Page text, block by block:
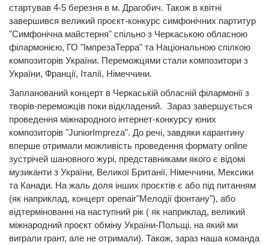
стартував 4-5 березня в м. Драгобич. Також в квітні
завершився великий проєкт-конкурс симфонічних партитур
"Симфонічна майстерня" спільно з Черкаською обласною
філармонією, ГО "ІмпрезаТерра" та Національною спілкою
композиторів України. Переможцями стали композитори з
України, Франції, Італії, Німеччини.
Запланований концерт в Черкаській обласній філармонії з
творів-переможців поки відкладений. Зараз завершується
проведення міжнародного інтернет-конкурсу юних
композиторів "JuniorImpreza". До речі, завдяки карантину
вперше отримали можливість проведення формату online
зустрічей шановного журі, представниками якого є відомі
музиканти з України, Великої Британії, Німеччини, Мексики
та Канади. На жаль доля інших проєктів є або під питанням
(як наприклад, концерт openair"Мелодії фонтану"), або
відтермінованні на наступний рік ( як наприклад, великий
міжнародний проєкт обміну України-Польщі, на який ми
виграли грант, але не отримали). Також, зараз наша команда